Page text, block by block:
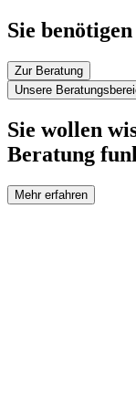
Sie
Zur Beratung
Unsere
Sie wollen
Beratung
Mehr erfahren